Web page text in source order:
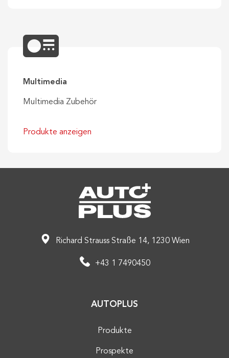
Multimedia
Multimedia Zubehör
Produkte anzeigen
Richard Strauss Straße 14, 1230 Wien
+43 1 7490450
AUTOPLUS
Produkte
Prospekte